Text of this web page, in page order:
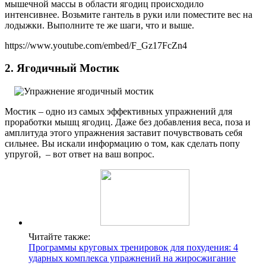
мышечной массы в области ягодиц происходило
интенсивнее. Возьмите гантель в руки или поместите вес на
лодыжки. Выполните те же шаги, что и выше.
https://www.youtube.com/embed/F_Gz17FcZn4
2. Ягодичный Мостик
Мостик – одно из самых эффективных упражнений для
проработки мышц ягодиц. Даже без добавления веса, поза и
амплитуда этого упражнения заставит почувствовать себя
сильнее. Вы искали информацию о том, как сделать попу
упругой, – вот ответ на ваш вопрос.
Читайте также:
Программы круговых тренировок для похудения: 4
ударных комплекса упражнений на жиросжигание